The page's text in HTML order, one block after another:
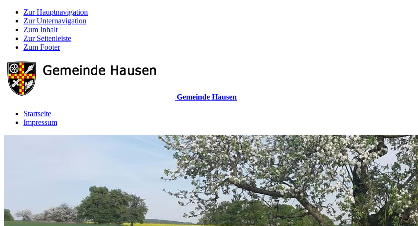
Zur Hauptnavigation
Zur Unternavigation
Zum Inhalt
Zur Seitenleiste
Zum Footer
Gemeinde Hausen
Startseite
Impressum